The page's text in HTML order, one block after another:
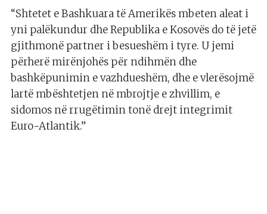
“Shtetet e Bashkuara të Amerikës mbeten aleat i
yni palëkundur dhe Republika e Kosovës do të jetë
gjithmonë partner i besueshëm i tyre. U jemi
përherë mirënjohës për ndihmën dhe
bashkëpunimin e vazhdueshëm, dhe e vlerësojmë
lartë mbështetjen në mbrojtje e zhvillim, e
sidomos në rrugëtimin tonë drejt integrimit
Euro-Atlantik.”